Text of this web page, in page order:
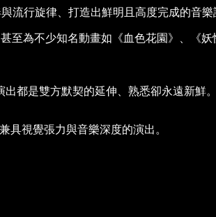
流行旋律、打造出鮮明且高度完成的音樂
至為不少知名動畫如《血色花園》、《
都是雙方默契的延伸、熟悉卻永遠新鮮。
具視覺張力與音樂深度的演出。